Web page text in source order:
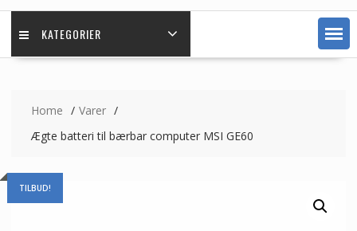
KATEGORIER
Home
Varer
Ægte batteri til bærbar computer MSI GE60
TILBUD!